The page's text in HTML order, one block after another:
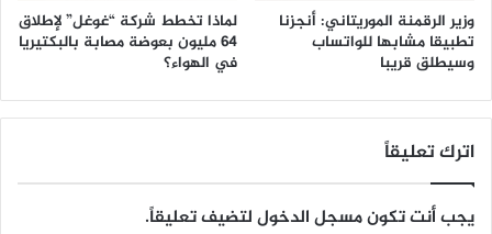
وزير الرقمنة الموريتاني: أنجزنا
تطبيقا مشابها للواتساب
وسيطلق قريبا
لماذا تخطط شركة “غوغل” لإطلاق
64 مليون بعوضة مصابة بالبكتيريا
في الهواء؟
اترك تعليقاً
يجب أنت تكونمسجل الدخوللتضيف تعليقاً.